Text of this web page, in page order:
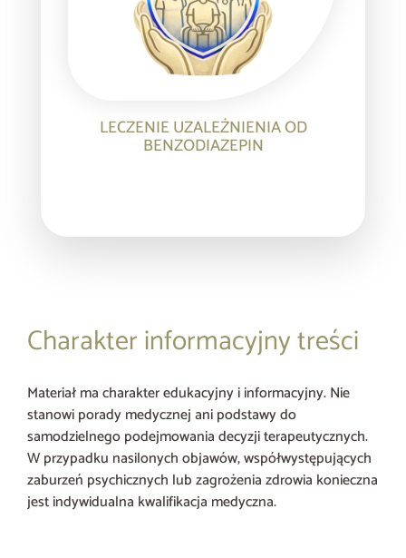
LECZENIE UZALEŻNIENIA OD
BENZODIAZEPIN
Charakter informacyjny treści
Materiał ma charakter edukacyjny i informacyjny. Nie
stanowi porady medycznej ani podstawy do
samodzielnego podejmowania decyzji terapeutycznych.
W przypadku nasilonych objawów, współwystępujących
zaburzeń psychicznych lub zagrożenia zdrowia konieczna
jest indywidualna kwalifikacja medyczna.